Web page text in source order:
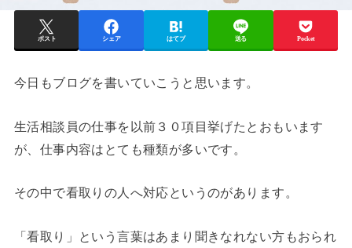
ポスト シェア はてブ 送る Pocket
今日もブログを書いていこうと思います。
生活相談員の仕事を以前３０項目挙げたとおもいます
が、仕事内容はとても種類が多いです。
その中で看取りの人へ対応というのがあります。
「看取り」という言葉はあまり聞きなれない方もおられ